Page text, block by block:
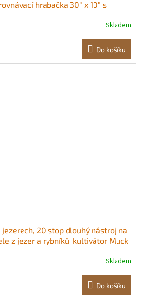
hrabačka 30" x 10" s
úsporu práce na golfovém hřišti
odolný Povrch odolný proti
Skladem
Do košíku
20 stop dlouhý nástroj na
z jezer a rybníků, kultivátor Muck
6 předem smontovaných nožů
oceli, 6 hliníkových
Skladem
Do košíku